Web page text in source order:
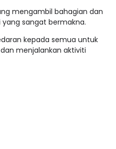
mengambil bahagian dan
sangat bermakna.
kepada semua untuk
menjalankan aktiviti